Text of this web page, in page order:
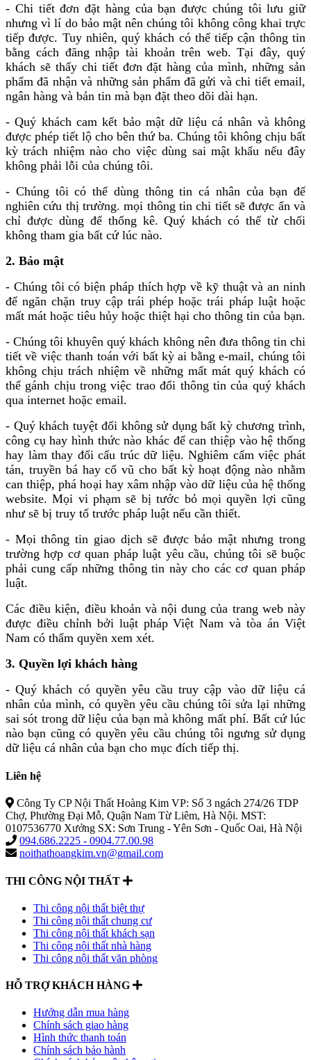
- Chi tiết đơn đặt hàng của bạn được chúng tôi lưu giữ
nhưng vì lí do bảo mật nên chúng tôi không công khai trực
tiếp được. Tuy nhiên, quý khách có thể tiếp cận thông tin
bằng cách đăng nhập tài khoản trên web. Tại đây, quý
khách sẽ thấy chi tiết đơn đặt hàng của mình, những sản
phẩm đã nhận và những sản phẩm đã gửi và chi tiết email,
ngân hàng và bản tin mà bạn đặt theo dõi dài hạn.
- Quý khách cam kết bảo mật dữ liệu cá nhân và không
được phép tiết lộ cho bên thứ ba. Chúng tôi không chịu bất
kỳ trách nhiệm nào cho việc dùng sai mật khẩu nếu đây
không phải lỗi của chúng tôi.
- Chúng tôi có thể dùng thông tin cá nhân của bạn để
nghiên cứu thị trường. mọi thông tin chi tiết sẽ được ẩn và
chỉ được dùng để thống kê. Quý khách có thể từ chối
không tham gia bất cứ lúc nào.
2. Bảo mật
- Chúng tôi có biện pháp thích hợp về kỹ thuật và an ninh
để ngăn chặn truy cập trái phép hoặc trái pháp luật hoặc
mất mát hoặc tiêu hủy hoặc thiệt hại cho thông tin của bạn.
- Chúng tôi khuyên quý khách không nên đưa thông tin chi
tiết về việc thanh toán với bất kỳ ai bằng e-mail, chúng tôi
không chịu trách nhiệm về những mất mát quý khách có
thể gánh chịu trong việc trao đổi thông tin của quý khách
qua internet hoặc email.
- Quý khách tuyệt đối không sử dụng bất kỳ chương trình,
công cụ hay hình thức nào khác để can thiệp vào hệ thống
hay làm thay đổi cấu trúc dữ liệu. Nghiêm cấm việc phát
tán, truyền bá hay cổ vũ cho bất kỳ hoạt động nào nhằm
can thiệp, phá hoại hay xâm nhập vào dữ liệu của hệ thống
website. Mọi vi phạm sẽ bị tước bỏ mọi quyền lợi cũng
như sẽ bị truy tố trước pháp luật nếu cần thiết.
- Mọi thông tin giao dịch sẽ được bảo mật nhưng trong
trường hợp cơ quan pháp luật yêu cầu, chúng tôi sẽ buộc
phải cung cấp những thông tin này cho các cơ quan pháp
luật.
Các điều kiện, điều khoản và nội dung của trang web này
được điều chỉnh bởi luật pháp Việt Nam và tòa án Việt
Nam có thẩm quyền xem xét.
3. Quyền lợi khách hàng
- Quý khách có quyền yêu cầu truy cập vào dữ liệu cá
nhân của mình, có quyền yêu cầu chúng tôi sửa lại những
sai sót trong dữ liệu của bạn mà không mất phí. Bất cứ lúc
nào bạn cũng có quyền yêu cầu chúng tôi ngưng sử dụng
dữ liệu cá nhân của bạn cho mục đích tiếp thị.
Liên hệ
Công Ty CP Nội Thất Hoàng Kim VP: Số 3 ngách 274/26 TDP
Chợ, Phường Đại Mỗ, Quận Nam Từ Liêm, Hà Nội. MST:
0107536770 Xưởng SX: Sơn Trung - Yên Sơn - Quốc Oai, Hà Nội
094.686.2225 - 0904.77.00.98
noithathoangkim.vn@gmail.com
THI CÔNG NỘI THẤT
Thi công nội thất biệt thự
Thi công nội thất chung cư
Thi công nội thất khách sạn
Thi công nội thất nhà hàng
Thi công nội thất văn phòng
HỖ TRỢ KHÁCH HÀNG
Hướng dẫn mua hàng
Chính sách giao hàng
Hình thức thanh toán
Chính sách bảo hành